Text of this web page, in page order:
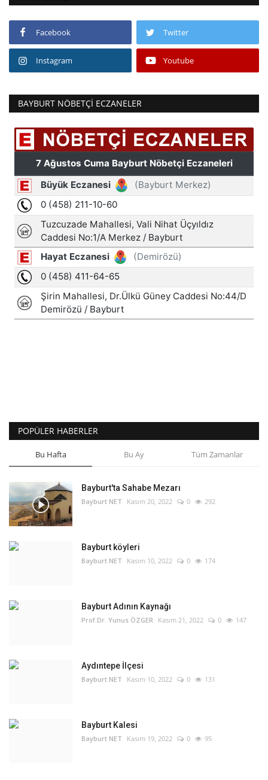
Facebook Twitter
Instagram Youtube
BAYBURT NÖBETÇI ECZANELER
POPÜLER HABERLER
Bu Hafta Bu Ay Tüm Zamanlar
Bayburt'ta Sahabe Mezarı
Bayburt NET Kasım 20, 2022 0 292
Bayburt köyleri
Bayburt NET Kasım 10, 2022 0 174
Bayburt Adının Kaynağı
Prof.Dr. Yunus ÖZGER Kasım 21, 2022 0 147
Aydıntepe İlçesi
Bayburt NET Kasım 10, 2022 0 131
Bayburt Kalesi
Bayburt NET Kasım 19, 2022 0 95